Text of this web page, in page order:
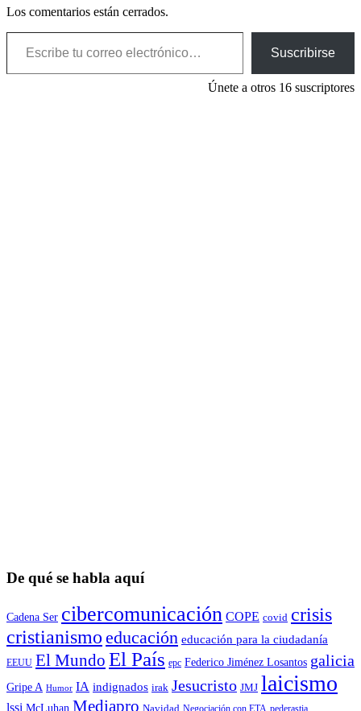
Los comentarios están cerrados.
Escribe tu correo electrónico…
Suscribirse
Únete a otros 16 suscriptores
De qué se habla aquí
Cadena Ser cibercomunicación COPE covid crisis
cristianismo educación educación para la ciudadaní­a
EEUU El Mundo El País epc Federico Jiménez Losantos galicia
Gripe A Humor IA indignados irak Jesucristo JMJ laicismo
lssi McLuhan Mediapro Navidad Negociación con ETA pederastia